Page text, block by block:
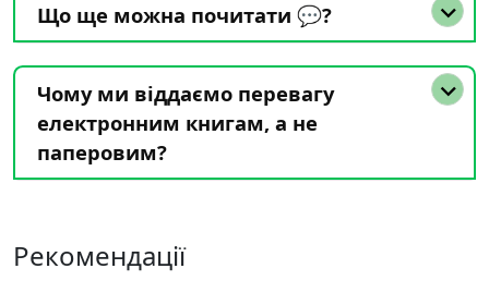
Що ще можна почитати 💬?
Чому ми віддаємо перевагу
електронним книгам, а не
паперовим?
Рекомендації